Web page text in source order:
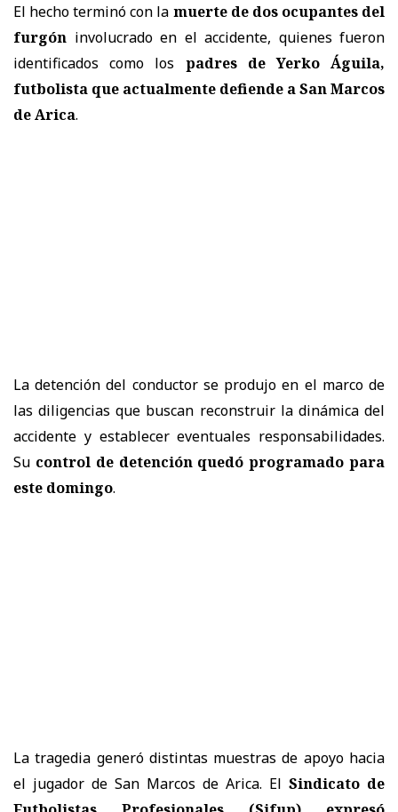
El hecho terminó con la muerte de dos ocupantes del
furgón involucrado en el accidente, quienes fueron
identificados como los padres de Yerko Águila,
futbolista que actualmente defiende a San Marcos
de Arica.
La detención del conductor se produjo en el marco de
las diligencias que buscan reconstruir la dinámica del
accidente y establecer eventuales responsabilidades.
Su control de detención quedó programado para
este domingo.
La tragedia generó distintas muestras de apoyo hacia
el jugador de San Marcos de Arica. El Sindicato de